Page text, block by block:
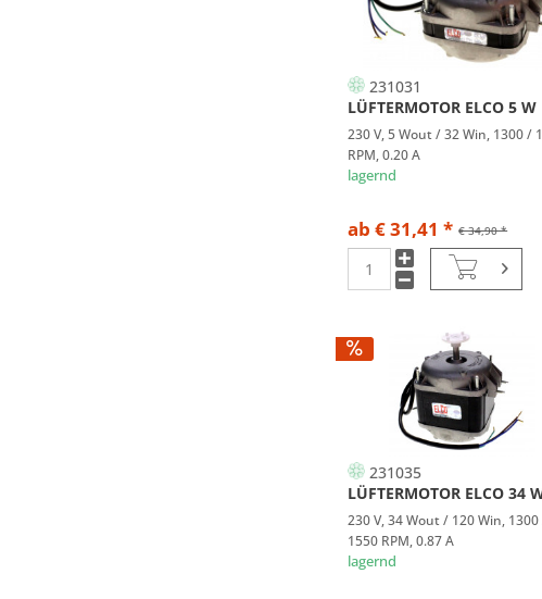
231031
LÜFTERMOTOR ELCO 5 W
230 V, 5 Wout / 32 Win, 1300 /
RPM, 0.20 A
lagernd
€ 34,90 *
ab € 31,41 *
231035
LÜFTERMOTOR ELCO 34
230 V, 34 Wout / 120 Win,
1550 RPM, 0.87 A
lagernd